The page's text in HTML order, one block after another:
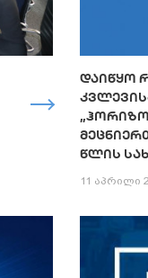
ᲓᲐᲘᲬᲧᲝ
ᲬᲚᲘᲡ
11 აპრილი